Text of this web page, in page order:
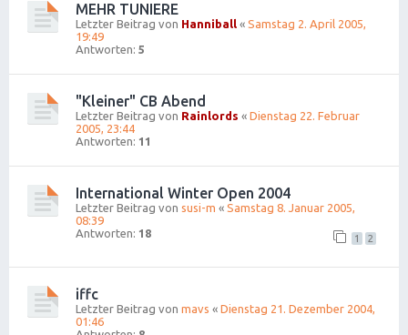
MEHR TUNIERE
Letzter Beitrag von Hanniball « Samstag 2. April 2005,
19:49
Antworten: 5
"Kleiner" CB Abend
Letzter Beitrag von Rainlords « Dienstag 22. Februar
2005, 23:44
Antworten: 11
International Winter Open 2004
Letzter Beitrag von susi-m « Samstag 8. Januar 2005,
08:39
Antworten: 18 1 2
iffc
Letzter Beitrag von mavs « Dienstag 21. Dezember 2004,
01:46